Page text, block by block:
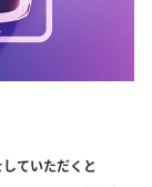
ていただくと